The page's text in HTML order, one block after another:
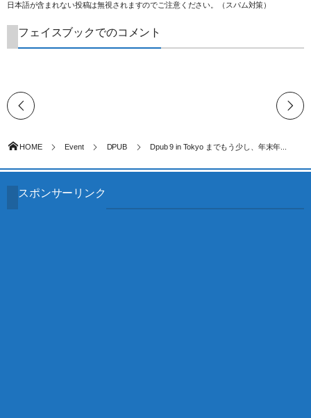
日本語が含まれない投稿は無視されますのでご注意ください。（スパム対策）
フェイスブックでのコメント
HOME Event DPUB Dpub 9 in Tokyo までもう少し、年末年...
スポンサーリンク